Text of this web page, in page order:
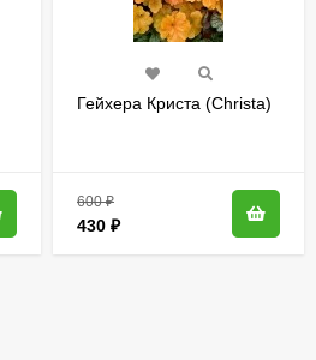
Гейхера Криста (Christa)
600₽
430 ₽